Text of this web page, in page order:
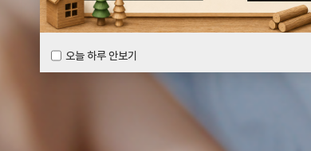
오늘 하루 안보기